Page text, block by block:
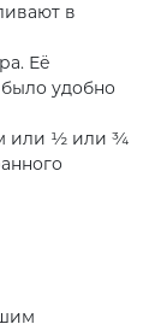
в
Её
удобно
или ½ или ¾